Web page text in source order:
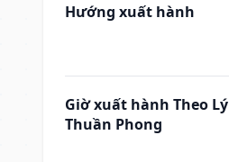
Hướng xuất hành
Giờ xuất hành Theo Lý
Thuần Phong